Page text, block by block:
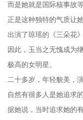
而是她就是国际核事故等
正是这种独特的气质让
出演了琼瑶的《三朵花
因此，玉当之无愧成为
极高的女明星。
二十多岁，年轻貌美，
自然有很多人是她追求的
据她说，当时追求她的